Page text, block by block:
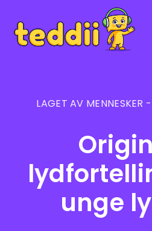
LAGET AV MENNESKER
unge